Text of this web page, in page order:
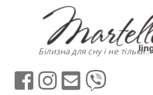
Білизна для сну і не тільки...